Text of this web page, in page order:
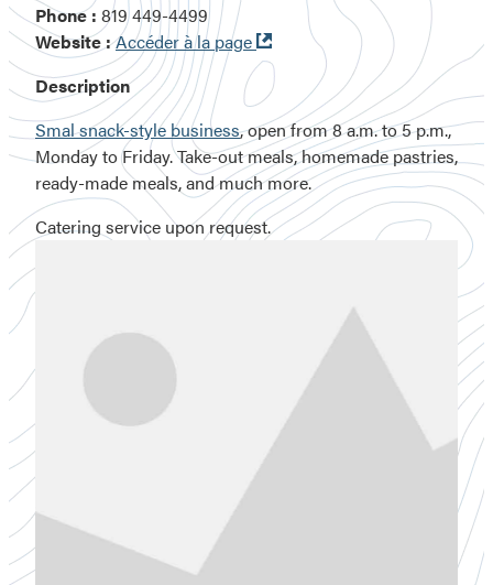
Phone : 819 449-4499
Website :Accéder à la page
Ouvre
dans
une
nouvelle
fenêtre
Description
Smal snack-style business, open from 8 a.m. to 5 p.m.,
Monday to Friday. Take-out meals, homemade pastries,
ready-made meals, and much more.
Catering service upon request.